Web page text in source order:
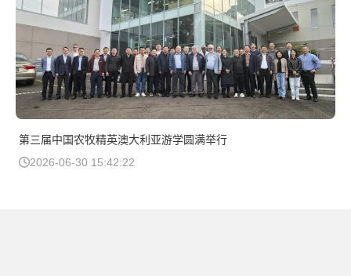
第三届中国农牧精英澳大利亚游学圆满举行
2026-06-30 15:42:22